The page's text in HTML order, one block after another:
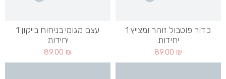
כדור פוטבול זוהר ומצייץ 1
יחידות
89.00 ₪
עצם מגומי בניחוח בייקון 1
יחידות
89.00 ₪